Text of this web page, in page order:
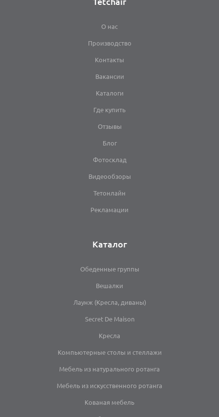
О нас
Производство
Контакты
Вакансии
Каталоги
Где купить
Отзывы
Блог
Фотосклад
Видеообзоры
Тетонлайн
Рекламации
Каталог
Обеденные группы
Вешалки
Лаунж (Кресла, диваны)
Secret De Maison
Кресла
Компьютерные столы и стеллажи
Мебель из натурального ротанга
Мебель из искусственного ротанга
Кованая мебель